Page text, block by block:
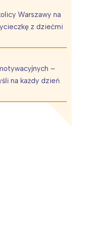
Warszawy na
z dziećmi
–
na każdy dzień